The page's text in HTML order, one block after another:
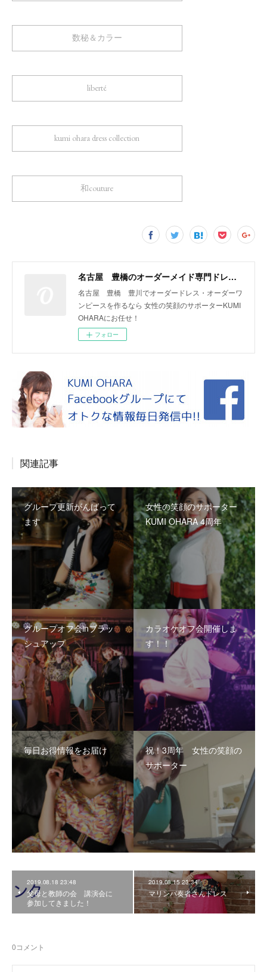
数秘＆カラー
liberté
kumi ohara dress collection
和couture
名古屋 豊橋のオーダーメイド専門ドレスデザイナー KUMI OHARA
名古屋 豊橋 豊川でオーダードレス・オーダーワ
ンピースを作るなら 女性の笑顔のサポーターKUMI
OHARAにお任せ！
フォロー
関連記事
グループ更新がんばって
ます
女性の笑顔のサポーター
KUMI OHARA 4周年
グループオフ会inブラッ
シュアップ
カラオケオフ会開催しま
す！！
毎日お得情報をお届け
祝！3周年 女性の笑顔の
サポーター
2019.08.18 23:48
父母と教師の会 講演会に
参加してきました！
2019.08.15 23:34
マリンバ奏者さんドレス
0コメント